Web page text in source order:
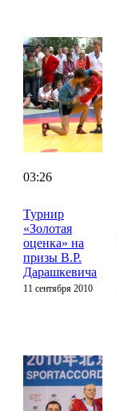
03:26
Турнир
«Золотая
оценка» на
призы В.Р.
Дарашкевича
11 сентября 2010